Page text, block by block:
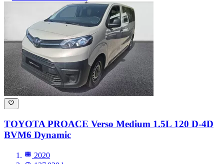
TOYOTA PROACE Verso Medium 1.5L 120 D-4D
BVM6 Dynamic
2020